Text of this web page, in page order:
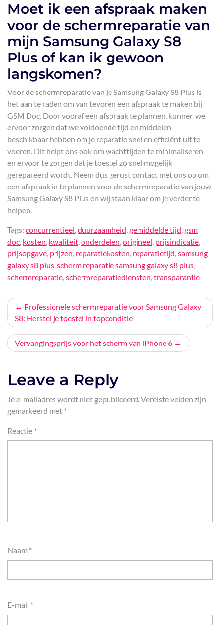
Moet ik een afspraak maken
voor de schermreparatie van
mijn Samsung Galaxy S8
Plus of kan ik gewoon
langskomen?
Voor de schermreparatie van je Samsung Galaxy S8 Plus is
het aan te raden om van tevoren een afspraak te maken bij
GSM Doc. Door vooraf een afspraak te plannen, kunnen we
ervoor zorgen dat we voldoende tijd en middelen
beschikbaar hebben om je reparatie snel en efficiënt uit te
voeren. Dit helpt ons ook om wachttijden te minimaliseren
en ervoor te zorgen dat je toestel zo snel mogelijk
gerepareerd wordt. Neem dus gerust contact met ons op om
een afspraak in te plannen voor de schermreparatie van jouw
Samsung Galaxy S8 Plus en wij staan klaar om je verder te
helpen.
Tags: concurrentieel,duurzaamheid,gemiddelde tijd,gsm
doc, kosten, kwaliteit,onderdelen,origineel, prijsindicatie,
prijsopgave, prijzen, reparatiekosten, reparatietijd,samsung
galaxy s8 plus,scherm reparatie samsung galaxy s8 plus,
schermreparatie,schermreparatiediensten,transparantie
Bericht
navigatie
Professionele schermreparatie voor Samsung Galaxy
S8: Herstel je toestel in topconditie
Vervangingsprijs voor het scherm van iPhone 6
Leave a Reply
Je e-mailadres wordt niet gepubliceerd.Vereiste velden zijn
gemarkeerd met *
Reactie *
Naam *
E-mail *